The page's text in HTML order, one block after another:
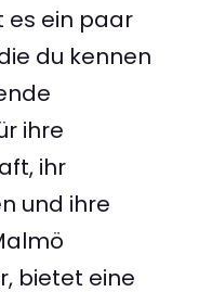
es ein paar
du kennen
ihre
ihr
und ihre
bietet eine